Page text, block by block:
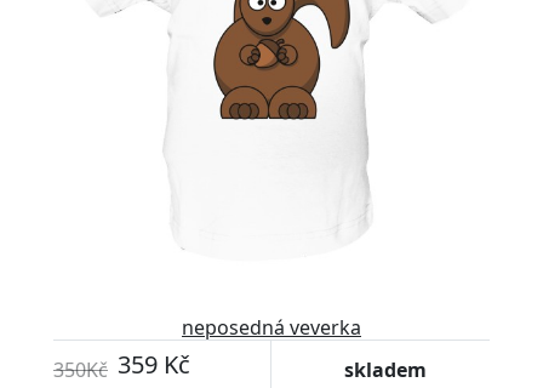
neposedná veverka
350Kč 359 Kč skladem